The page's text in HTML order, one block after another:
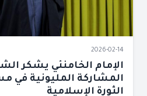
2026-02-14
الإمام الخامنئي يشكر
المشاركة المليونية في
الثورة الإسلامية